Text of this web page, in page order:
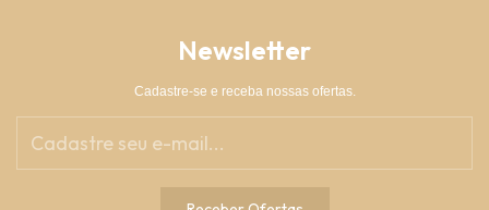
Newsletter
Cadastre-se e receba nossas ofertas.